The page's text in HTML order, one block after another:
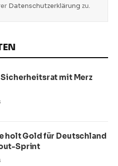
Datenschutzerklärung zu.
mit Merz
holt Gold für Deutschland
Sprint